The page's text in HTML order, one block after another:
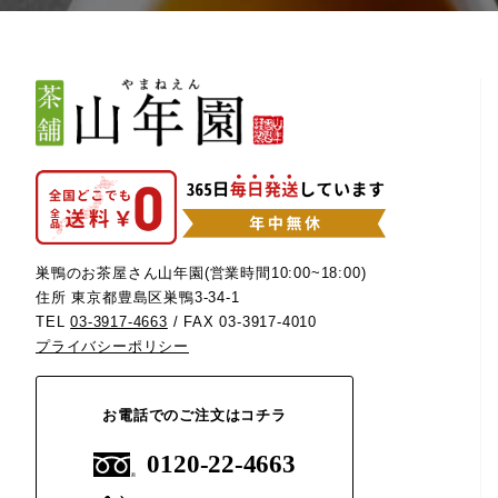
巣鴨のお茶屋さん山年園(営業時間10:00~18:00)
住所 東京都豊島区巣鴨3-34-1
TEL03-3917-4663 / FAX 03-3917-4010
プライバシーポリシー
お電話でのご注文はコチラ
0120-22-4663